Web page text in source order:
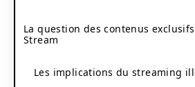
La question des contenus
Stream
Les implications du streaming